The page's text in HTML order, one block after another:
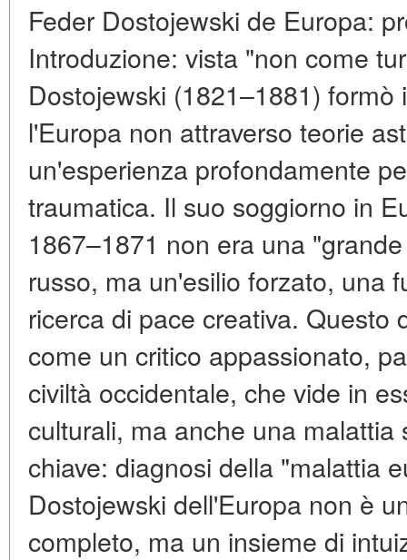
Feder Dostojewski de Europa:
Introduzione: vista "non come
Dostojewski (1821–1881)
l'Europa non attraverso teorie
un'esperienza profondamente
traumatica. Il suo soggiorno in
1867–1871 non era una
russo, ma un'esilio forzato, una
ricerca di pace creativa. Questo
come un critico appassionato,
civiltà occidentale, che vide in
culturali, ma anche una malattia
chiave: diagnosi della "malattia
Dostojewski dell'Europa non è
completo, ma un insieme di